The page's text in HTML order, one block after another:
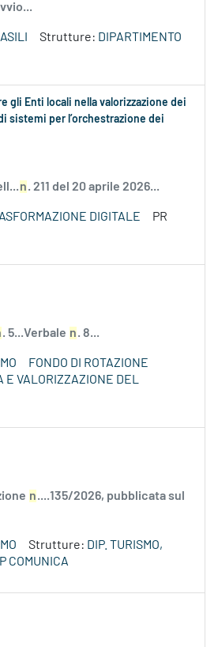
Strutture: DIPARTIMENTO
gli Enti locali nella valorizzazione dei
sistemi per l’orchestrazione dei
n. 211 del 20 aprile 2026...
DIGITALE
PR
. 5...Verbale n. 8...
FONDO DI ROTAZIONE
E VALORIZZAZIONE DEL
n....135/2026, pubblicata sul
Strutture: DIP. TURISMO,
COMUNICA